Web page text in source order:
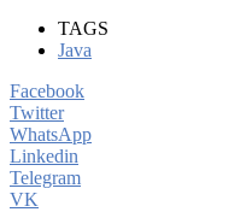
TAGS
Java
Facebook
Twitter
WhatsApp
Linkedin
Telegram
VK